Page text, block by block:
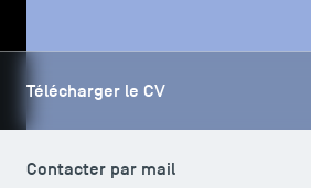
Télécharger le CV
Contacter par mail